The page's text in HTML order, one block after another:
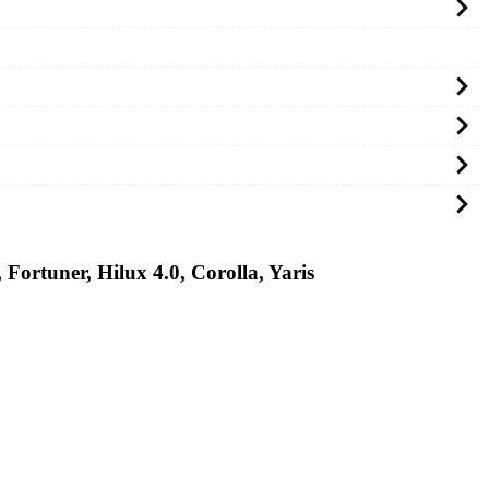
Hilux 4.0, Corolla, Yaris